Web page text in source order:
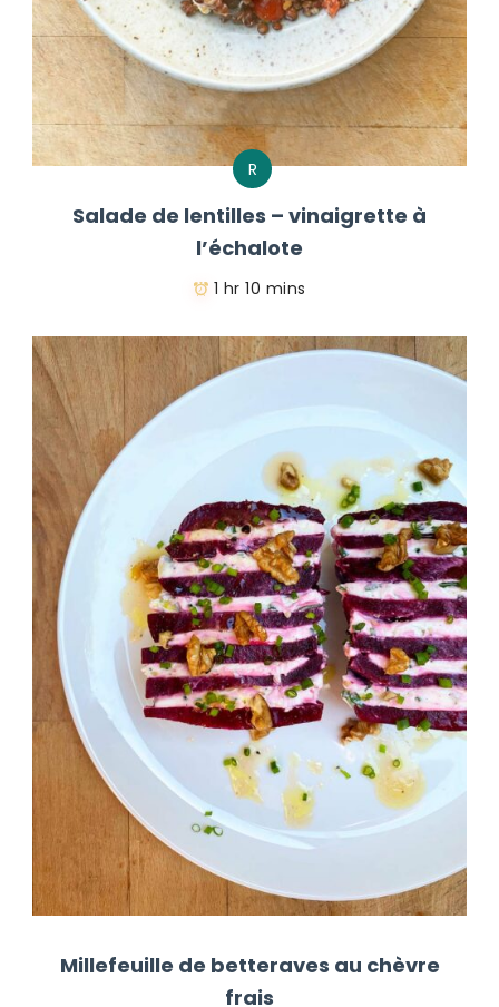
R
Salade de lentilles – vinaigrette à
l’échalote
1 hr 10 mins
Millefeuille de betteraves au chèvre
frais